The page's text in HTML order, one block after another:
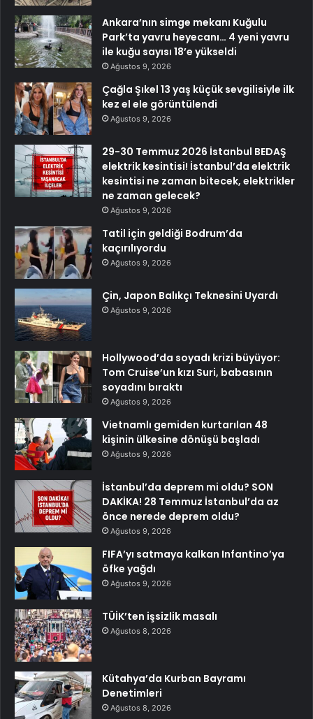
Ankara’nın simge mekanı Kuğulu
Park’ta yavru heyecanı… 4 yeni yavru
ile kuğu sayısı 18’e yükseldi
Ağustos 9, 2026
Çağla Şıkel 13 yaş küçük sevgilisiyle ilk
kez el ele görüntülendi
Ağustos 9, 2026
29-30 Temmuz 2026 İstanbul BEDAŞ
elektrik kesintisi! İstanbul’da elektrik
kesintisi ne zaman bitecek, elektrikler
ne zaman gelecek?
Ağustos 9, 2026
Tatil için geldiği Bodrum’da
kaçırılıyordu
Ağustos 9, 2026
Çin, Japon Balıkçı Teknesini Uyardı
Ağustos 9, 2026
Hollywood’da soyadı krizi büyüyor:
Tom Cruise’un kızı Suri, babasının
soyadını bıraktı
Ağustos 9, 2026
Vietnamlı gemiden kurtarılan 48
kişinin ülkesine dönüşü başladı
Ağustos 9, 2026
İstanbul’da deprem mi oldu? SON
DAKİKA! 28 Temmuz İstanbul’da az
önce nerede deprem oldu?
Ağustos 9, 2026
FIFA’yı satmaya kalkan Infantino’ya
öfke yağdı
Ağustos 9, 2026
TÜİK’ten işsizlik masalı
Ağustos 8, 2026
Kütahya’da Kurban Bayramı
Denetimleri
Ağustos 8, 2026